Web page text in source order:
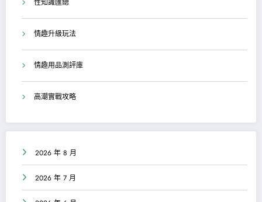
性知識匯總
情趣升級玩法
情趣用品測評庫
高潮實戰攻略
2026 年 8 月
2026 年 7 月